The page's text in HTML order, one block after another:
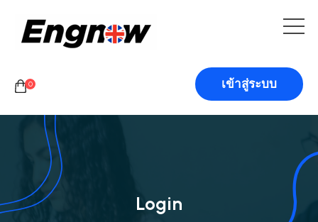
0 เข้าสู่ระบบ
Login